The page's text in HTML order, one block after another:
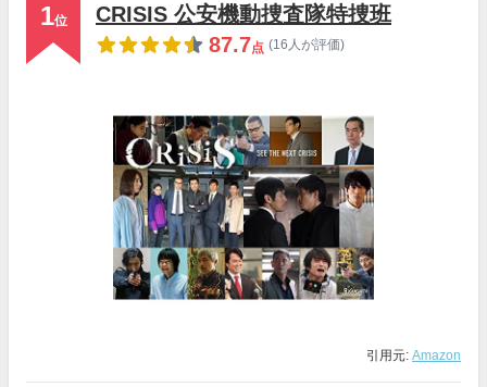
1位
CRISIS 公安機動捜査隊特捜班
87.7点 (16人が評価)
引用元: Amazon